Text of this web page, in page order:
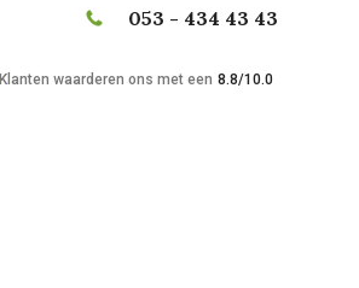
053 - 434 43 43
Klanten waarderen ons met een 8.8/10.0